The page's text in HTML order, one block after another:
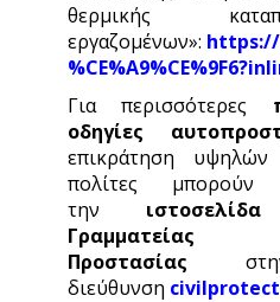
θερμικής
εργαζομένων»: https://
Για περισσότερες
οδηγίες
επικράτηση
πολίτες μπορούν
την ιστοσελίδα
Προστασίας στην
διεύθυνση